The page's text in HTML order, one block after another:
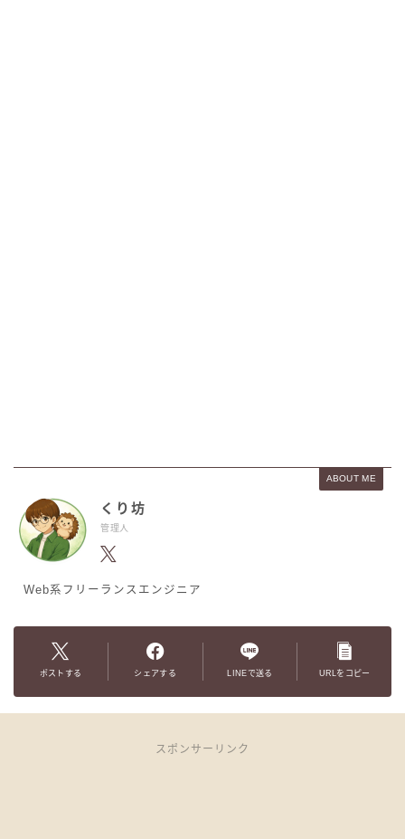
ABOUT ME
くり坊
管理人
Web系フリーランスエンジニア
ポストする シェアする LINEで送る URLをコピー
スポンサーリンク